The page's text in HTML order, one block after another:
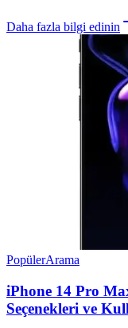
Daha fazla bilgi edinin
PopülerArama
iPhone 14 Pro
Seçenekleri ve